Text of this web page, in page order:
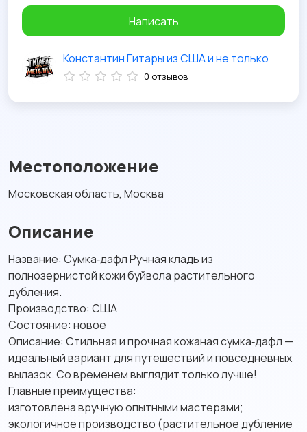
Местоположение
Московская область, Москва
Описание
Название: Сумка‑дафл Ручная кладь из
полнозернистой кожи буйвола растительного
дубления.
Производство: США
Состояние: новое
Описание: Стильная и прочная кожаная сумка‑дафл —
идеальный вариант для путешествий и повседневных
вылазок. Со временем выглядит только лучше!
Главные преимущества:
изготовлена вручную опытными мастерами;
экологичное производство (растительное дубление
Написать
Константин Гитары из США и не только
0 отзывов